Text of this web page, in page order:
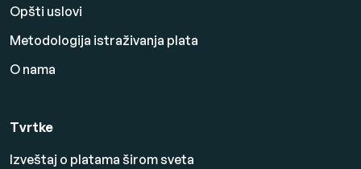
Opšti uslovi
Metodologija istraživanja plata
O nama
Tvrtke
Izveštaj o platama širom sveta